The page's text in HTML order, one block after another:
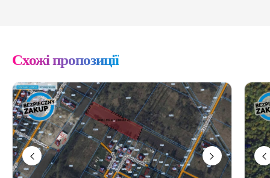
Схожі пропозиції